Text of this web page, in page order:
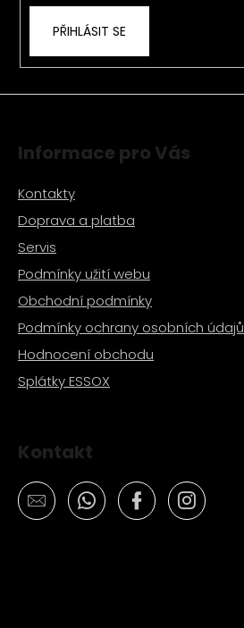
ý
p
PŘIHLÁSIT SE
Informace pro Vás
Kontakty
Doprava a platba
Servis
Podmínky užití webu
Obchodní podmínky
Podmínky ochrany osobních údajů
Hodnocení obchodu
Splátky ESSOX
Kontakt